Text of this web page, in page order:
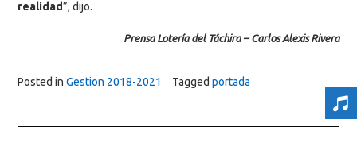
realidad”, dijo.
Prensa Lotería del Táchira – Carlos Alexis Rivera
Posted in Gestion 2018-2021 Tagged portada